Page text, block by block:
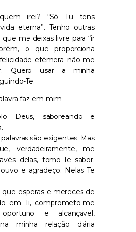
irei? “Só Tu tens
eterna”. Tenho outras
me deixas livre para “ir
o que proporciona
efémera não me
Quero usar a minha
Te.
faz em mim
Deus, saboreando e
são exigentes. Mas
verdadeiramente, me
delas, tomo-Te sabor.
e agradeço. Nelas Te
que esperas e mereces de
em Ti, comprometo-me
e alcançável,
minha relação diária